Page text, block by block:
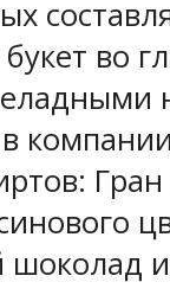
во
шоколад